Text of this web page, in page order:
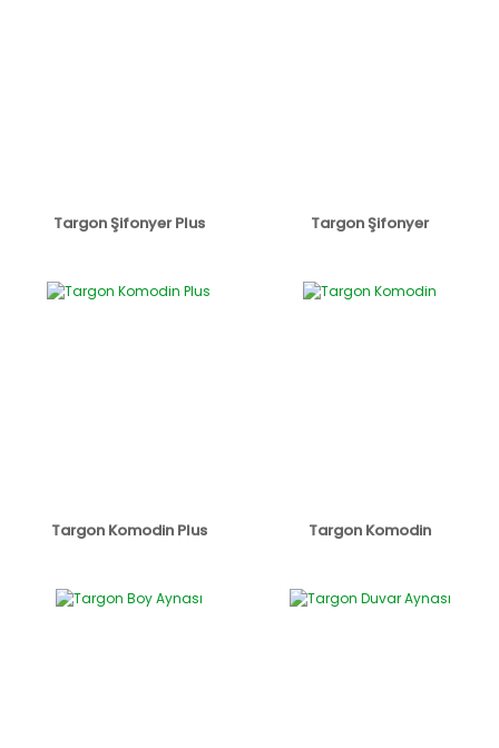
Targon Şifonyer Plus Targon Şifonyer
Targon Komodin Plus Targon Komodin